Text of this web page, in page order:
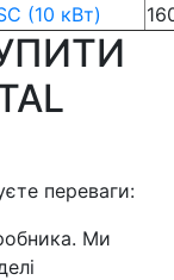
(10 кВт)
переваги:
Ми